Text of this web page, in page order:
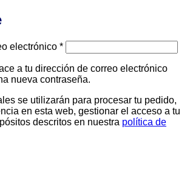
electrónico *Obligatorio
a tu dirección de correo electrónico
nueva contraseña.
se utilizarán para procesar tu pedido,
en esta web, gestionar el acceso a tu
descritos en nuestra política de